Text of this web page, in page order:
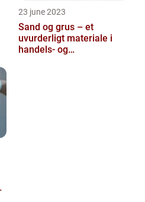
23 june 2023
Sand og grus – et
uvurderligt materiale i
handels- og